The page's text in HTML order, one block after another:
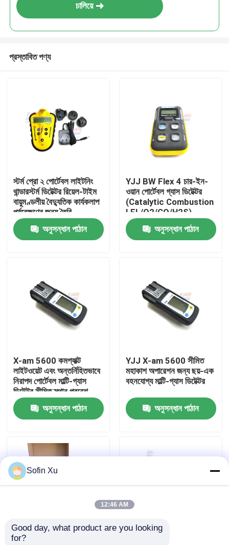
ভিআর শো
কারখানা পরিদর্শন
গুণমান নিয়ন্ত্রণ
আমাদের সাথে যোগাযোগ
খবর
অক্সিজেন গ্যাস সেন্সর
চালিয়ে
প্রস্তাবিত পণ্য
স্টর্ম প্রো ২ পোর্টেবল লাইটনিং
থান্ডারস্টর্ম ডিটেক্টর রিয়েল-টাইম
বায়ুমণ্ডলীয় বৈদ্যুতিক কার্যকলাপ
পর্যবেক্ষণের জন্য তৈরি
অনুসন্ধান পাঠান
YJJ BW Flex 4 চার-ইন-
ওয়ান পোর্টেবল গ্যাস ডিটেক্টর
(Catalytic Combustion
LEL/O2/CO/H2S)
অনুসন্ধান পাঠান
X-am 5600 কমপ্যাক্ট
লাইটওয়েট এবং অন্তর্নিহিতভাবে
নিরাপদ পোর্টেবল মাল্টি-গ্যাস
ডিটেক্টর সীমিত স্থান প্রবেশ
নিরীক্ষণের জন্য
অনুসন্ধান পাঠান
YJJ X-am 5600 সীমিত
মহাকাশ অপারেশন জন্য ছয়-এক
বহনযোগ্য মাল্টি-গ্যাস ডিটেক্টর
অনুসন্ধান পাঠান
এক্স-এএম ৫৬০০ পোর্টেবল ৬-
Sofin Xu
12:46 AM
Good day, what product are you looking
for?